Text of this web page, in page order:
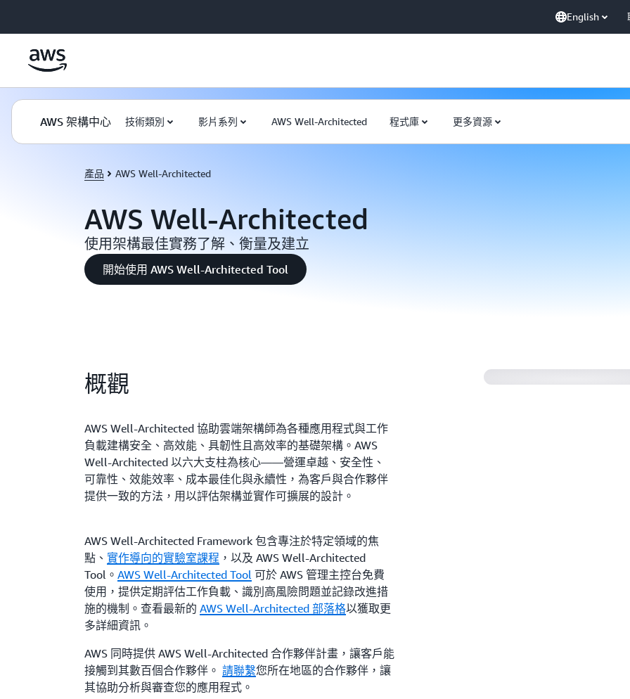
English
AWS 架構中心 技術類別 影片系列 AWS Well-Architected 程式庫 更多資源
產品 AWS Well-Architected
AWS Well-Architected
使用架構最佳實務了解、衡量及建立
開始使用 AWS Well-Architected Tool
概觀
AWS Well-Architected 協助雲端架構師為各種應用程式與工作
負載建構安全、高效能、具韌性且高效率的基礎架構。AWS
Well-Architected 以六大支柱為核心——營運卓越、安全性、
可靠性、效能效率、成本最佳化與永續性，為客戶與合作夥伴
提供一致的方法，用以評估架構並實作可擴展的設計。
AWS Well-Architected Framework 包含專注於特定領域的焦
點、實作導向的實驗室課程 ，以及 AWS Well-Architected
Tool。AWS Well-Architected Tool 可於 AWS 管理主控台免費
使用，提供定期評估工作負載、識別高風險問題並記錄改進措
施的機制。查看最新的AWS Well-Architected 部落格以獲取更
多詳細資訊。
AWS 同時提供 AWS Well-Architected 合作夥伴計畫，讓客戶能
接觸到其數百個合作夥伴。請聯繫您所在地區的合作夥伴，讓
其協助分析與審查您的應用程式。